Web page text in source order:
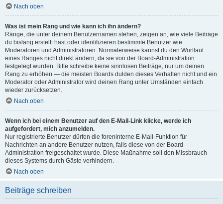
Nach oben
Was ist mein Rang und wie kann ich ihn ändern?
Ränge, die unter deinem Benutzernamen stehen, zeigen an, wie viele Beiträge
du bislang erstellt hast oder identifizieren bestimmte Benutzer wie
Moderatoren und Administratoren. Normalerweise kannst du den Wortlaut
eines Ranges nicht direkt ändern, da sie von der Board-Administration
festgelegt wurden. Bitte schreibe keine sinnlosen Beiträge, nur um deinen
Rang zu erhöhen — die meisten Boards dulden dieses Verhalten nicht und ein
Moderator oder Administrator wird deinen Rang unter Umständen einfach
wieder zurücksetzen.
Nach oben
Wenn ich bei einem Benutzer auf den E-Mail-Link klicke, werde ich
aufgefordert, mich anzumelden.
Nur registrierte Benutzer dürfen die foreninterne E-Mail-Funktion für
Nachrichten an andere Benutzer nutzen, falls diese von der Board-
Administration freigeschaltet wurde. Diese Maßnahme soll den Missbrauch
dieses Systems durch Gäste verhindern.
Nach oben
Beiträge schreiben